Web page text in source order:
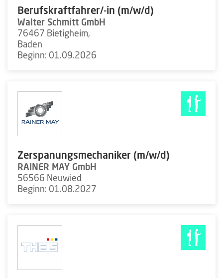
Berufskraftfahrer/-in (m/w/d)
Walter Schmitt GmbH
76467 Bietigheim,
Baden
Beginn: 01.09.2026
Zerspanungsmechaniker (m/w/d)
RAINER MAY GmbH
56566 Neuwied
Beginn: 01.08.2027